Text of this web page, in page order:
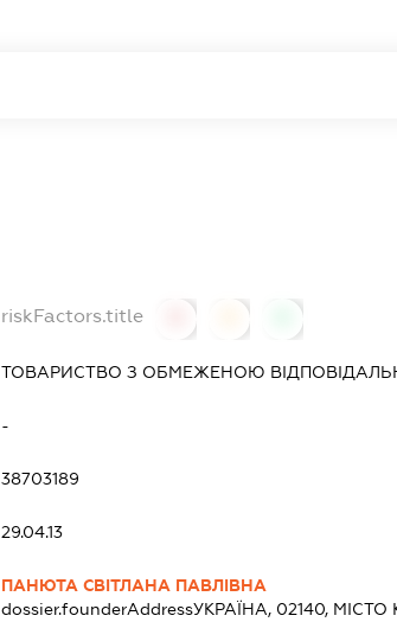
riskFactors.title
ТОВАРИСТВО З ОБМЕЖЕНОЮ
-
38703189
29.04.13
ПАНЮТА СВІТЛАНА ПАВЛІВНА
dossier.founderAddressУКРАЇНА, 02140, МІСТО